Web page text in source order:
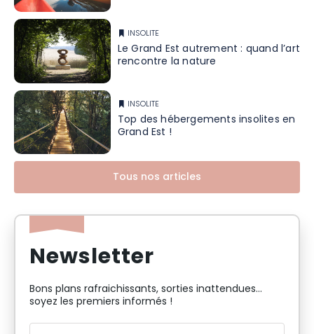
INSOLITE
Le Grand Est autrement : quand l’art
rencontre la nature
INSOLITE
Top des hébergements insolites en
Grand Est !
Tous nos articles
Newsletter
Bons plans rafraichissants, sorties inattendues…
soyez les premiers informés !